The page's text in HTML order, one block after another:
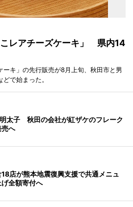
レアチーズケーキ」 県内14
ーキ」の先行販売が8月上旬、秋田市と男
で始まった。
太子 秋田の会社が紅ザケのフレーク
へ
店が熊本地震復興支援で共通メニュ
全額寄付へ